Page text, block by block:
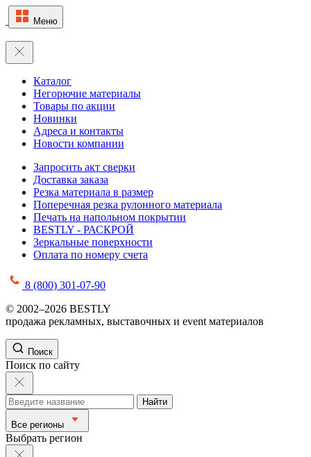
Меню
Каталог
Негорючие материалы
Товары по акции
Новинки
Адреса и контакты
Новости компании
Запросить акт сверки
Доставка заказа
Резка материала в размер
Поперечная резка рулонного материала
Печать на напольном покрытии
BESTLY - РАСКРОЙ
Зеркальные поверхности
Оплата по номеру счета
8 (800) 301-07-90
© 2002–2026 BESTLY
продажа рекламных, выставочных и event материалов
Поиск
Поиск по сайту
Найти
Все регионы
Выбрать регион